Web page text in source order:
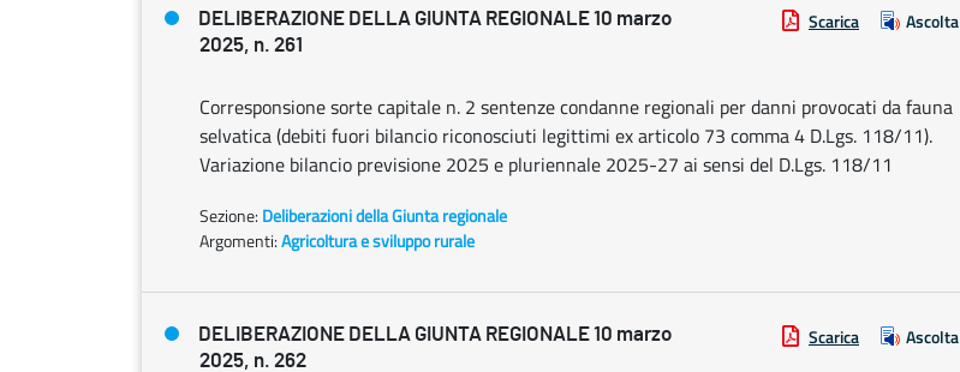
DELIBERAZIONE DELLA GIUNTA REGIONALE 10 marzo
2025, n. 261
Scarica Ascolta
Corresponsione sorte capitale n. 2 sentenze condanne regionali per danni provocati da fauna
selvatica (debiti fuori bilancio riconosciuti legittimi ex articolo 73 comma 4 D.Lgs. 118/11).
Variazione bilancio previsione 2025 e pluriennale 2025-27 ai sensi del D.Lgs. 118/11
Sezione: Deliberazioni della Giunta regionale
Argomenti:Agricoltura e sviluppo rurale
DELIBERAZIONE DELLA GIUNTA REGIONALE 10 marzo
2025, n. 262
Scarica Ascolta